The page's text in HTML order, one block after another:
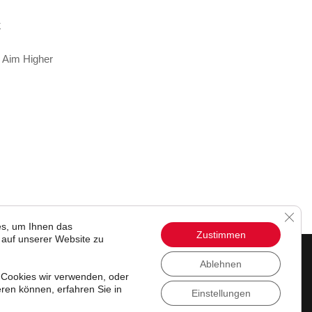
um Ihnen das
unserer Website zu
wir verwenden, oder
können, erfahren Sie in
Zustimmen
Ablehnen
Einstellungen